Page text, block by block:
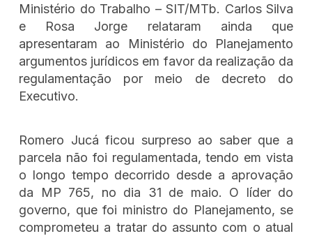
Ministério do Trabalho – SIT/MTb. Carlos Silva
e Rosa Jorge relataram ainda que
apresentaram ao Ministério do Planejamento
argumentos jurídicos em favor da realização da
regulamentação por meio de decreto do
Executivo.
Romero Jucá ficou surpreso ao saber que a
parcela não foi regulamentada, tendo em vista
o longo tempo decorrido desde a aprovação
da MP 765, no dia 31 de maio. O líder do
governo, que foi ministro do Planejamento, se
comprometeu a tratar do assunto com o atual